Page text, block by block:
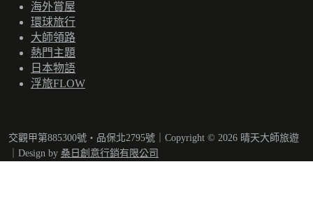
海外賞屋
環球旅行
大師領路
熱門主題
日本物語
浮旅FLOW
交觀甲第885300號‧品保北2795號｜Copyright © 2026 晴天大師旅遊
｜Design by 桑日創意行銷有限公司